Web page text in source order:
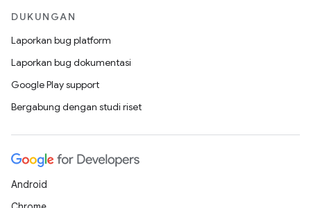
DUKUNGAN
Laporkan bug platform
Laporkan bug dokumentasi
Google Play support
Bergabung dengan studi riset
Android